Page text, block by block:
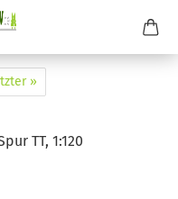
»
TT, 1:120